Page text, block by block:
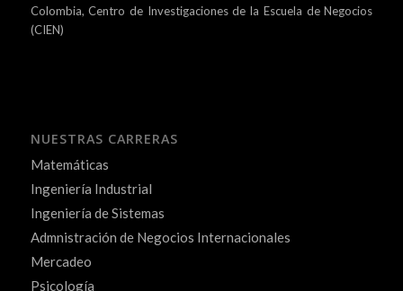
Colombia, Centro de Investigaciones de la Escuela de Negocios
(CIEN)
NUESTRAS CARRERAS
Matemáticas
Ingeniería Industrial
Ingeniería de Sistemas
Admnistración de Negocios Internacionales
Mercadeo
Psicología